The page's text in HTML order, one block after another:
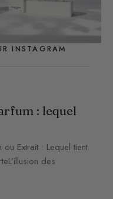
INSTAGRAM
: lequel
Extrait : Lequel tient
des